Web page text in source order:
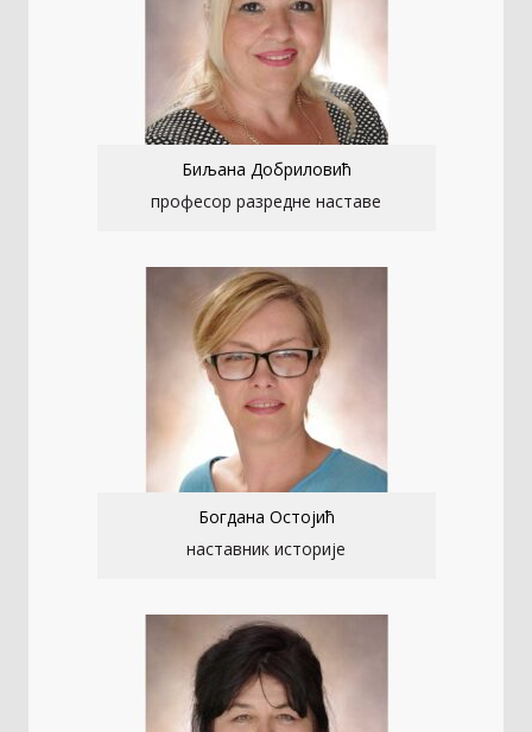
Биљана Добриловић
професор разредне наставе
Богдана Остојић
наставник историје